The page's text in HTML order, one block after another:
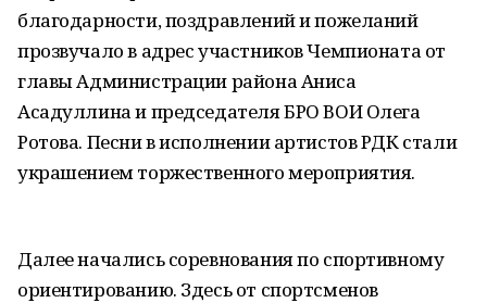
благодарности, поздравлений и пожеланий
прозвучало в адрес участников Чемпионата от
главы Администрации района Аниса
Асадуллина и председателя БРО ВОИ Олега
Ротова. Песни в исполнении артистов РДК стали
украшением торжественного мероприятия.
Далее начались соревнования по спортивному
ориентированию. Здесь от спортсменов